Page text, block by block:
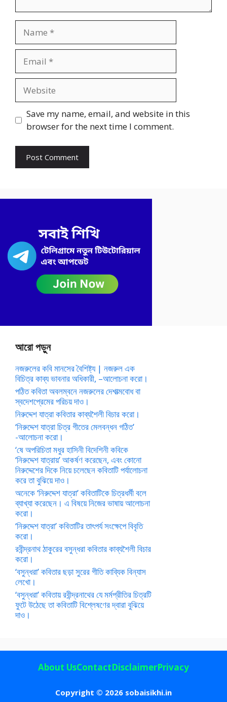
Save my name, email, and website in this
browser for the next time I comment.
আরো পড়ুন
নজরুলের কবি মানসের বৈশিষ্ট্য | নজরুল এক
বিচিত্র কাব্য ভাবনার অধিকারী, –আলোচনা করো।
পঠিত কবিতা অবলম্বনে নজরুলের দেশাত্মবোধ বা
স্বদেশপ্রেমের পরিচয় দাও।
নিরুদ্দেশ যাত্রা কবিতার কাব্যশৈলী বিচার করো।
‘নিরুদ্দেশ যাত্রা চিত্র গীতের মেলবন্ধন গঠিত’
-আলোচনা করো।
‘ষে অপরিচিতা মধুর হাসিনী বিদেশিনী কবিকে
‘নিরুদ্দেশ যাত্রায়’ আকর্ষণ করেছেন, এবং কোনো
নিরুদ্দেশের দিকে নিয়ে চলেছেন কবিতাটি পর্যালোচনা
করে তা বুঝিয়ে দাও।
অনেকে ‘নিরুদ্দেশ যাত্রা’ কবিতাটিকে চিত্রধর্মী বলে
ব্যাখ্যা করেছেন। এ বিষয়ে নিজের ভাষায় আলোচনা
করো।
‘নিরুদ্দেশ যাত্রা’ কবিতাটির তাৎপর্য সংক্ষেপে বিবৃতি
করো।
রবীন্দ্রনাথ ঠাকুরের বসুন্ধরা কবিতার কাব্যশৈলী বিচার
করো।
‘বসুন্ধরা’ কবিতার ছড়া সুরের গীতি কাব্যিক বিন্যাস
লেখো।
‘বসুন্ধরা’ কবিতায় রবীন্দ্রনাথের যে মর্মপ্রীতির চিত্রটি
ফুটে উঠেছে তা কবিতাটি বিশ্লেষণের দ্বারা বুঝিয়ে
দাও।
Copyright © 2026 sobaisikhi.in
About UsContactDisclaimerPrivacy